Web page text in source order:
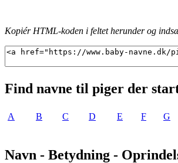
Kopiér HTML-koden i feltet herunder og
Find navne til piger der
A B C D E F G
Navn - Betydning -